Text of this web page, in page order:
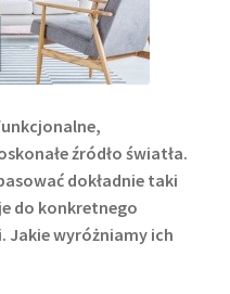
źródło światła.
dokładnie taki
do konkretnego
Jakie wyróżniamy ich